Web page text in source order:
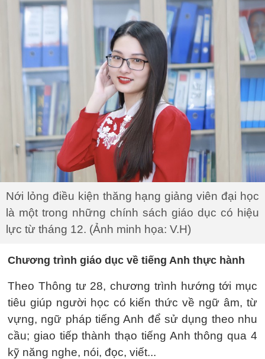
Nới lỏng điều kiện thăng hạng giảng viên đại học
là một trong những chính sách giáo dục có hiệu
lực từ tháng 12. (Ảnh minh họa: V.H)
Chương trình giáo dục về tiếng Anh thực hành
Theo Thông tư 28, chương trình hướng tới mục
tiêu giúp người học có kiến thức về ngữ âm, từ
vựng, ngữ pháp tiếng Anh để sử dụng theo nhu
cầu; giao tiếp thành thạo tiếng Anh thông qua 4
kỹ năng nghe, nói, đọc, viết...